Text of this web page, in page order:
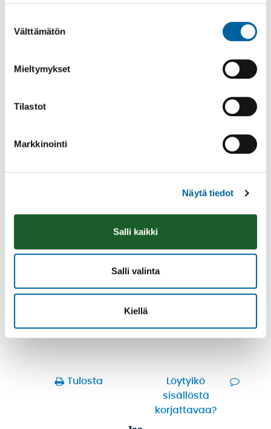
valinta
Välttämätön
Mieltymykset
Tilastot
Markkinointi
Näytä tiedot
Salli kaikki
Salli valinta
Kiellä
käännöstyökalulla. Käännös voi sisältää
Oikeudellisesti sitova ja ajantasainen tieto löytyy
sivun alkuperäisestä suomenkielisestä versiosta.
Kunta ei vastaa automaattisen käännöksen
Tulosta
Löytyikö
sisällöstä
korjattavaa?